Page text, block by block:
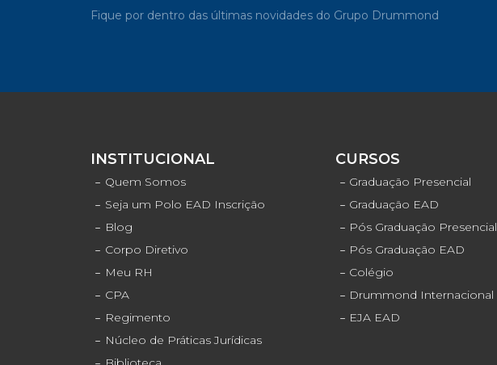
Fique por dentro das últimas novidades do Grupo Drummond
INSTITUCIONAL
Quem Somos
Seja um Polo EAD Inscrição
Blog
Corpo Diretivo
Meu RH
CPA
Regimento
Núcleo de Práticas Jurídicas
CURSOS
Graduação Presencial
Graduação EAD
Pós Graduação Presencial
Pós Graduação EAD
Colégio
Drummond Internacional
EJA EAD